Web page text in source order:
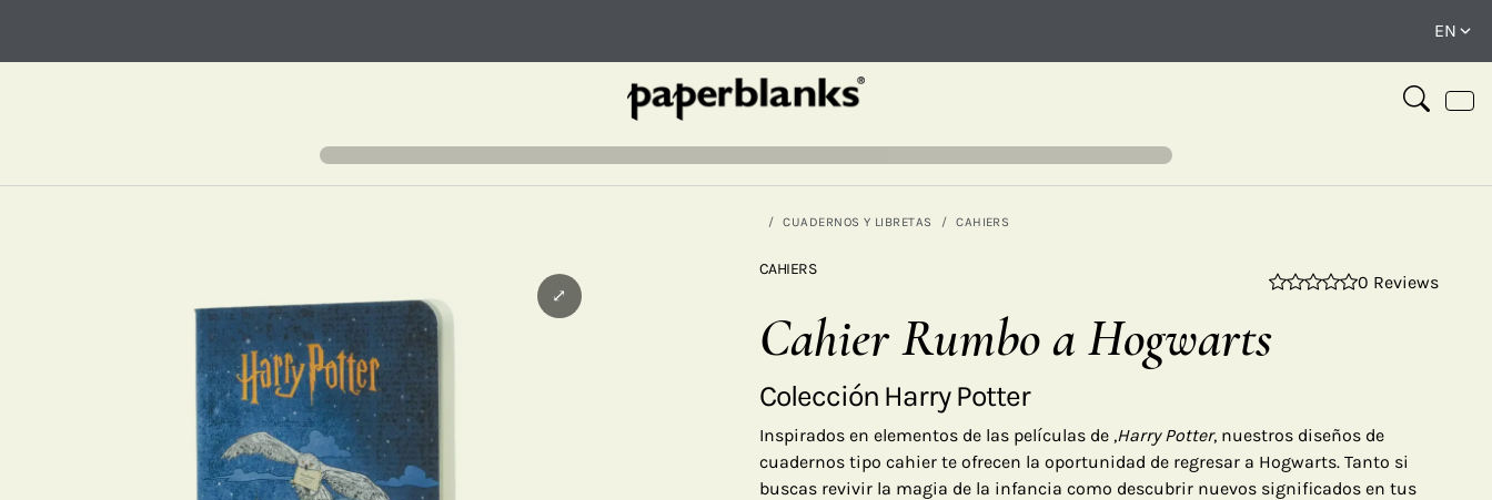
CUADERNOS Y LIBRETAS CAHIERS
⤢
CAHIERS
0 Reviews
Cahier Rumbo a Hogwarts
Colección Harry Potter
Inspirados en elementos de las películas de ,Harry Potter, nuestros diseños de
cuadernos tipo cahier te ofrecen la oportunidad de regresar a Hogwarts. Tanto si
buscas revivir la magia de la infancia como descubrir nuevos significados en tus